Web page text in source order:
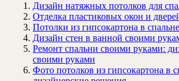
Дизайн натяжных потолков для
Отделка пластиковых окон и
Потолки из гипсокартона в
Дизайн стен в ванной своими
Ремонт спальни своими руками:
своими руками
Фото потолков из гипсокартона в